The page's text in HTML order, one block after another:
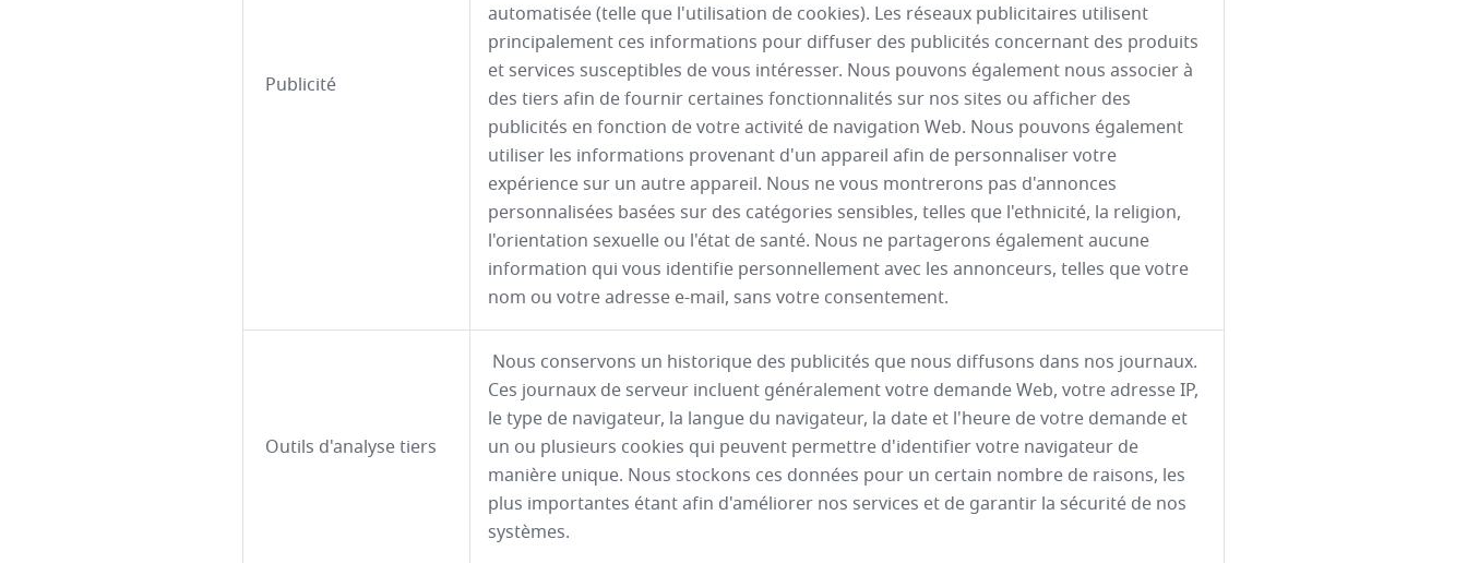
Publicité
automatisée (telle que l'utilisation de cookies). Les réseaux publicitaires utilisent
principalement ces informations pour diffuser des publicités concernant des produits
et services susceptibles de vous intéresser. Nous pouvons également nous associer à
des tiers afin de fournir certaines fonctionnalités sur nos sites ou afficher des
publicités en fonction de votre activité de navigation Web. Nous pouvons également
utiliser les informations provenant d'un appareil afin de personnaliser votre
expérience sur un autre appareil. Nous ne vous montrerons pas d'annonces
personnalisées basées sur des catégories sensibles, telles que l'ethnicité, la religion,
l'orientation sexuelle ou l'état de santé. Nous ne partagerons également aucune
information qui vous identifie personnellement avec les annonceurs, telles que votre
nom ou votre adresse e-mail, sans votre consentement.
Outils d'analyse tiers
Nous conservons un historique des publicités que nous diffusons dans nos journaux.
Ces journaux de serveur incluent généralement votre demande Web, votre adresse IP,
le type de navigateur, la langue du navigateur, la date et l'heure de votre demande et
un ou plusieurs cookies qui peuvent permettre d'identifier votre navigateur de
manière unique. Nous stockons ces données pour un certain nombre de raisons, les
plus importantes étant afin d'améliorer nos services et de garantir la sécurité de nos
systèmes.